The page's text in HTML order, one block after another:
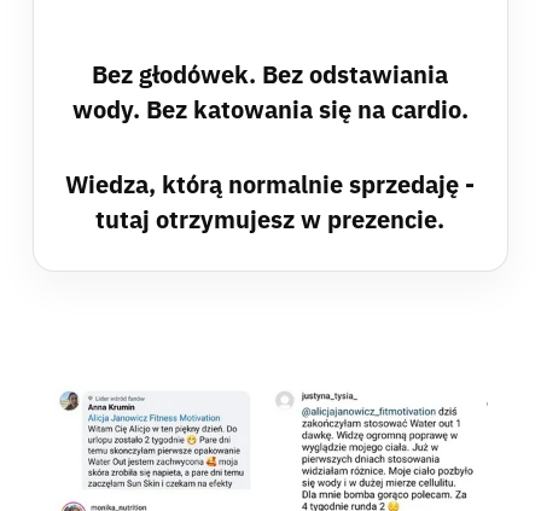
Bez głodówek. Bez odstawiania
wody. Bez katowania się na cardio.
Wiedza, którą normalnie sprzedaję -
tutaj otrzymujesz w prezencie.